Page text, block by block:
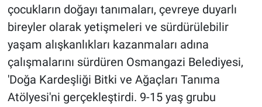
çocukların doğayı tanımaları, çevreye duyarlı
bireyler olarak yetişmeleri ve sürdürülebilir
yaşam alışkanlıkları kazanmaları adına
çalışmalarını sürdüren Osmangazi Belediyesi,
'Doğa Kardeşliği Bitki ve Ağaçları Tanıma
Atölyesi'ni gerçekleştirdi. 9-15 yaş grubu